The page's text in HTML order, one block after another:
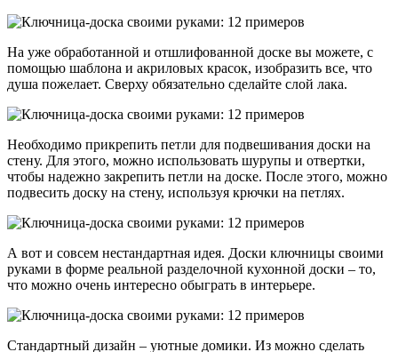
На уже обработанной и отшлифованной доске вы можете, с
помощью шаблона и акриловых красок, изобразить все, что
душа пожелает. Сверху обязательно сделайте слой лака.
Необходимо прикрепить петли для подвешивания доски на
стену. Для этого, можно использовать шурупы и отвертки,
чтобы надежно закрепить петли на доске. После этого, можно
подвесить доску на стену, используя крючки на петлях.
А вот и совсем нестандартная идея. Доски ключницы своими
руками в форме реальной разделочной кухонной доски – то,
что можно очень интересно обыграть в интерьере.
Стандартный дизайн – уютные домики. Из можно сделать